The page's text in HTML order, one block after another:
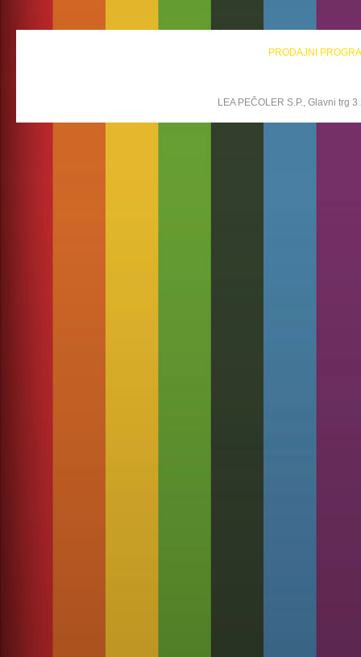
PRODAJNI
LEA PEČOLER S.P., Glavni trg